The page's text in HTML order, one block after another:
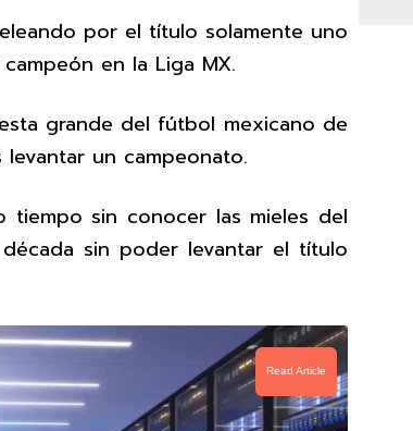
por el título solamente uno
en la Liga MX.
grande del fútbol mexicano de
un campeonato.
tiempo sin conocer las mieles del
sin poder levantar el título
Read Article